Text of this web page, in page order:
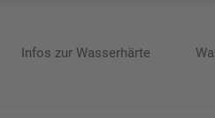
Infos zur Wasserhärte